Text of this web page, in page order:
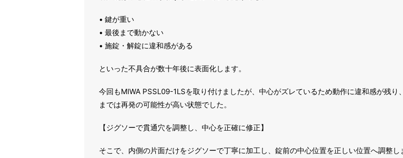
• 鍵が重い
• 最後まで動かない
• 施錠・解錠に違和感がある
といった不具合が数十年後に表面化します。
今回もMIWA PSSL09-1LSを取り付けましたが、中心がズレているため動作に違和感が残り
までは再発の可能性が高い状態でした。
【ジグソーで貫通穴を調整し、中心を正確に修正】
そこで、内側の片面だけをジグソーで丁寧に加工し、錠前の中心位置を正しい位置へ調整し